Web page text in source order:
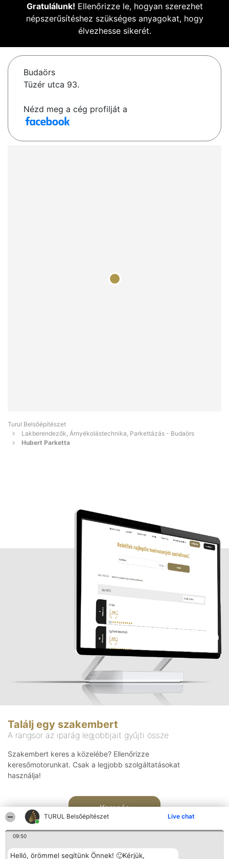
TURUL Belsőépítészet Live chat
09:50
Helló, örömmel segítünk Önnek! 🙂Kérjük,
Gratulálunk! Ellenőrizze le, hogyan szerezhet
népszerűsítéshez szükséges anyagokat, hogy
élvezhesse sikerét.
Budaörs
Tüzér utca 93.
Nézd meg a cég profilját a
Turul Belsőépítészet
Lakberendezők, Árnyékolástechnika, Parkettázás - Budaörs
Hubert Parketta
Találj egy szakembert
A rangsor az iparág legjobbjait gyűjti össze
Szakembert keres a közelébe? Ellenőrizze
keresőmotorunkat. Csak a legjobb szolgáltatásokat
használja!
Keresés